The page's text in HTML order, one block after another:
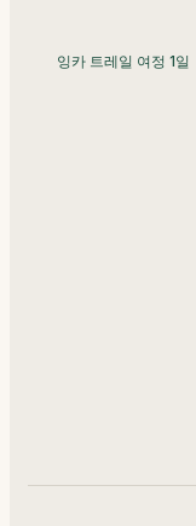
잉카 트레일 여정 1일